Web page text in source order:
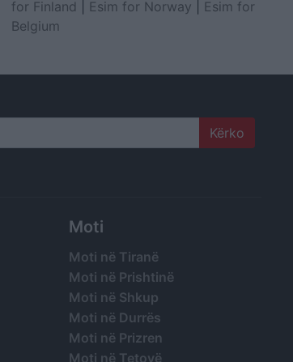
for Finland
Esim for Norway
Esim for
Belgium
Moti
Moti në Tiranë
Moti në Prishtinë
Moti në Shkup
Moti në Durrës
Moti në Prizren
Moti në Tetovë